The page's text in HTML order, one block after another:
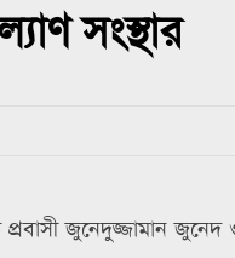
সংস্থার
প্রবাসী জুনেদুজ্জামান